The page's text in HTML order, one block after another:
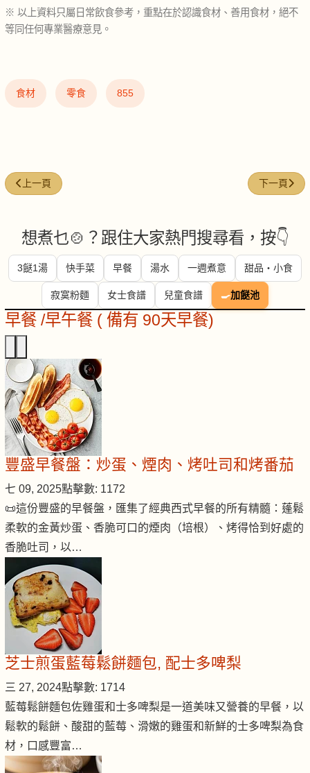
※ 以上資料只屬日常飲食參考，重點在於認識食材、善用食材，絕不
等同任何專業醫療意見。
食材 零食 855
上一篇文章: 辣椒粉 (Chili powder)
上一頁 下一篇文
下一頁
想煮乜🍲？跟住大家熱門搜尋看，按👇
3餸1湯 快手菜 早餐 湯水 一週煮意 甜品・小食
寂寞粉麵 女士食譜 兒童食譜 🍳加餸池
早餐 /早午餐 ( 備有 90天早餐)
豐盛早餐盤：炒蛋、煙肉、烤吐司和烤番茄
七 09, 2025點擊數: 1172
📜這份豐盛的早餐盤，匯集了經典西式早餐的所有精髓：蓬鬆
柔軟的金黃炒蛋、香脆可口的煙肉（培根）、烤得恰到好處的
香脆吐司，以…
芝士煎蛋藍莓鬆餅麵包, 配士多啤梨
三 27, 2024點擊數: 1714
藍莓鬆餅麵包佐雞蛋和士多啤梨是一道美味又營養的早餐，以
鬆軟的鬆餅、酸甜的藍莓、滑嫩的雞蛋和新鮮的士多啤梨為食
材，口感豐富…